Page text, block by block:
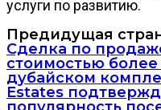
услуги по развитию.
Предидущая
Сделка по
стоимостью
дубайском
Estates